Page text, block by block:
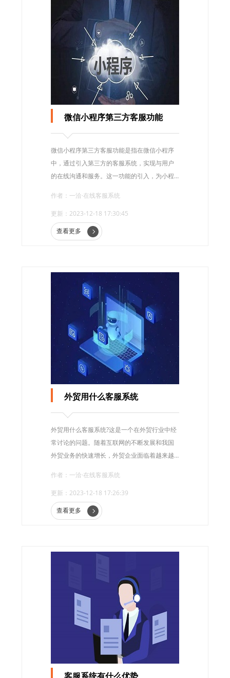
微信小程序第三方客服功能
微信小程序第三方客服功能是指在微信小程序
中，通过引入第三方的客服系统，实现与用户
的在线沟通和服务。这一功能的引入，为小程
作者：一洽·在线客服系统
更新：2023-12-18 17:30:45
查看更多
外贸用什么客服系统
外贸用什么客服系统?这是一个在外贸行业中经
常讨论的问题。随着互联网的不断发展和我国
外贸业务的快速增长，外贸企业面临着越来越
量，选择合适的客服系统变得尤为重要。
作者：一洽·在线客服系统
更新：2023-12-18 17:26:39
查看更多